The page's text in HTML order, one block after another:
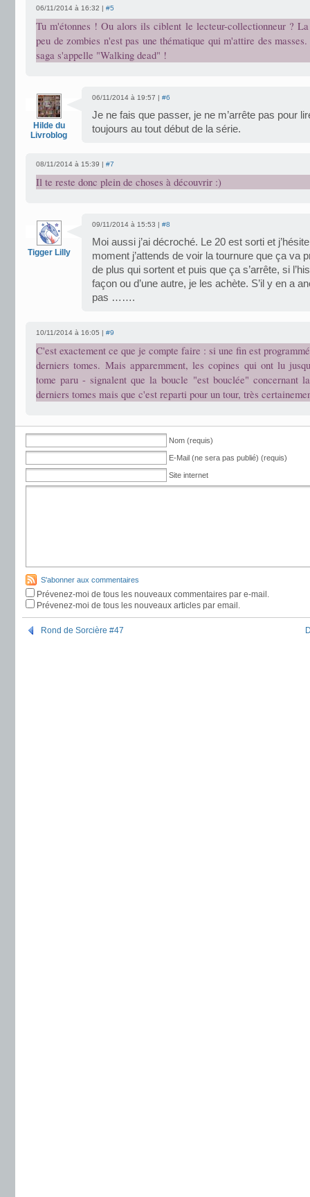
06/11/2014 à 16:32 | #5
Tu m'étonnes ! Ou alors ils ciblent le lecteur-collectionneur ?
peu de zombies n'est pas une thématique qui m'attire des
saga s'appelle "Walking dead" !
Hilde du
Livroblog
06/11/2014 à 19:57 | #6
Je ne fais que passer, je ne m’arrête pas pour
toujours au tout début de la série.
08/11/2014 à 15:39 | #7
Il te reste donc plein de choses à découvrir :)
Tigger Lilly
09/11/2014 à 15:53 | #8
Moi aussi j’ai décroché. Le 20 est sorti et
moment j’attends de voir la tournure que ça va
de plus qui sortent et puis que ça s’arrête, si
façon ou d’une autre, je les achète. S’il y en a
pas …….
10/11/2014 à 16:05 | #9
C'est exactement ce que je compte faire : si une fin est
derniers tomes. Mais apparemment, les copines qui ont lu
tome paru - signalent que la boucle "est bouclée" concernant
derniers tomes mais que c'est reparti pour un tour, très
Nom (requis)
E-Mail (ne sera pas publié) (requis)
Site internet
S'abonner aux commentaires
Prévenez-moi de tous les nouveaux commentaires par e-mail.
Prévenez-moi de tous les nouveaux articles par email.
Rond de Sorcière #47